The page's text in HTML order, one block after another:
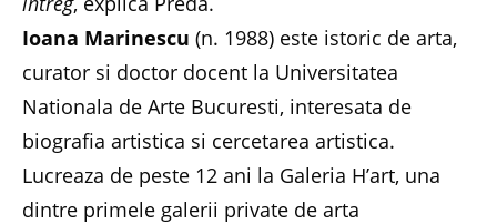
Ioana Marinescu (n. 1988) este istoric de arta,
curator si doctor docent la Universitatea
Nationala de Arte Bucuresti, interesata de
biografia artistica si cercetarea artistica.
Lucreaza de peste 12 ani la Galeria H’art, una
dintre primele galerii private de arta